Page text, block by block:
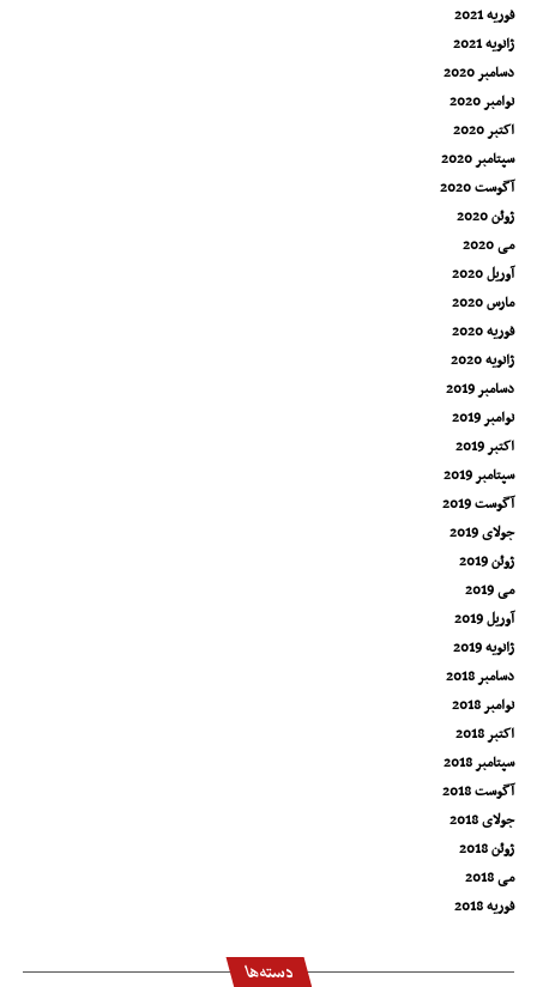
فوریه 2021
ژانویه 2021
دسامبر 2020
نوامبر 2020
اکتبر 2020
سپتامبر 2020
آگوست 2020
ژوئن 2020
می 2020
آوریل 2020
مارس 2020
فوریه 2020
ژانویه 2020
دسامبر 2019
نوامبر 2019
اکتبر 2019
سپتامبر 2019
آگوست 2019
جولای 2019
ژوئن 2019
می 2019
آوریل 2019
ژانویه 2019
دسامبر 2018
نوامبر 2018
اکتبر 2018
سپتامبر 2018
آگوست 2018
جولای 2018
ژوئن 2018
می 2018
فوریه 2018
دسته‌ها